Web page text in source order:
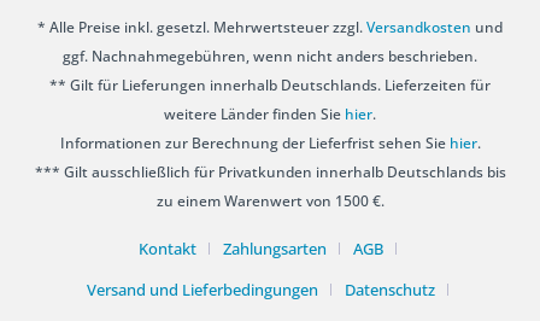
* Alle Preise inkl. gesetzl. Mehrwertsteuer zzgl.Versandkosten und
ggf. Nachnahmegebühren, wenn nicht anders beschrieben.
** Gilt für Lieferungen innerhalb Deutschlands. Lieferzeiten für
weitere Länder finden Sie hier.
Informationen zur Berechnung der Lieferfrist sehen Sie hier.
*** Gilt ausschließlich für Privatkunden innerhalb Deutschlands bis
zu einem Warenwert von 1500 €.
Kontakt Zahlungsarten
AGB
Versand und Lieferbedingungen
Datenschutz